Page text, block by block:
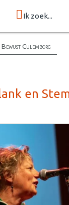
Ik zoek...
Culemborg
en